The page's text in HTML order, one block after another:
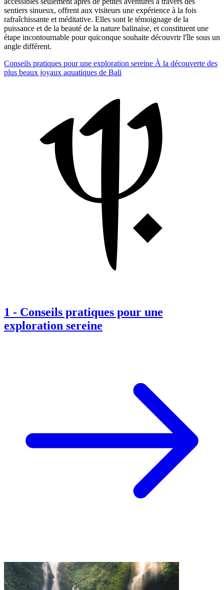
sentiers sinueux, offrent aux visiteurs une expérience à la fois
rafraîchissante et méditative. Elles sont le témoignage de la
puissance et de la beauté de la nature balinaise, et constituent une
étape incontournable pour quiconque souhaite découvrir l'île sous un
angle différent.
Conseils pratiques pour une exploration sereine À la découverte des
plus beaux joyaux aquatiques de Bali
1 - Conseils pratiques pour une
exploration sereine